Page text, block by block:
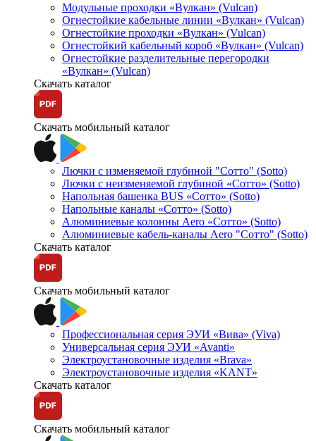
Модульные проходки «Вулкан» (Vulcan)
Огнестойкие кабельные линии «Вулкан» (Vulcan)
Огнестойкие проходки «Вулкан» (Vulcan)
Огнестойкий кабельный короб «Вулкан» (Vulcan)
Огнестойкие разделительные перегородки
«Вулкан» (Vulcan)
Скачать каталог
Скачать мобильный каталог
Лючки с изменяемой глубиной "Сотто" (Sotto)
Лючки с неизменяемой глубиной «Сотто» (Sotto)
Напольная башенка BUS «Сотто» (Sotto)
Напольные каналы «Сотто» (Sotto)
Алюминиевые колонны Aero «Сотто» (Sotto)
Алюминиевые кабель-каналы Aero "Сотто" (Sotto)
Скачать каталог
Скачать мобильный каталог
Профессиональная серия ЭУИ «Вива» (Viva)
Универсальная серия ЭУИ «Avanti»
Электроустановочные изделия «Brava»
Электроустановочные изделия «KANT»
Скачать каталог
Скачать мобильный каталог